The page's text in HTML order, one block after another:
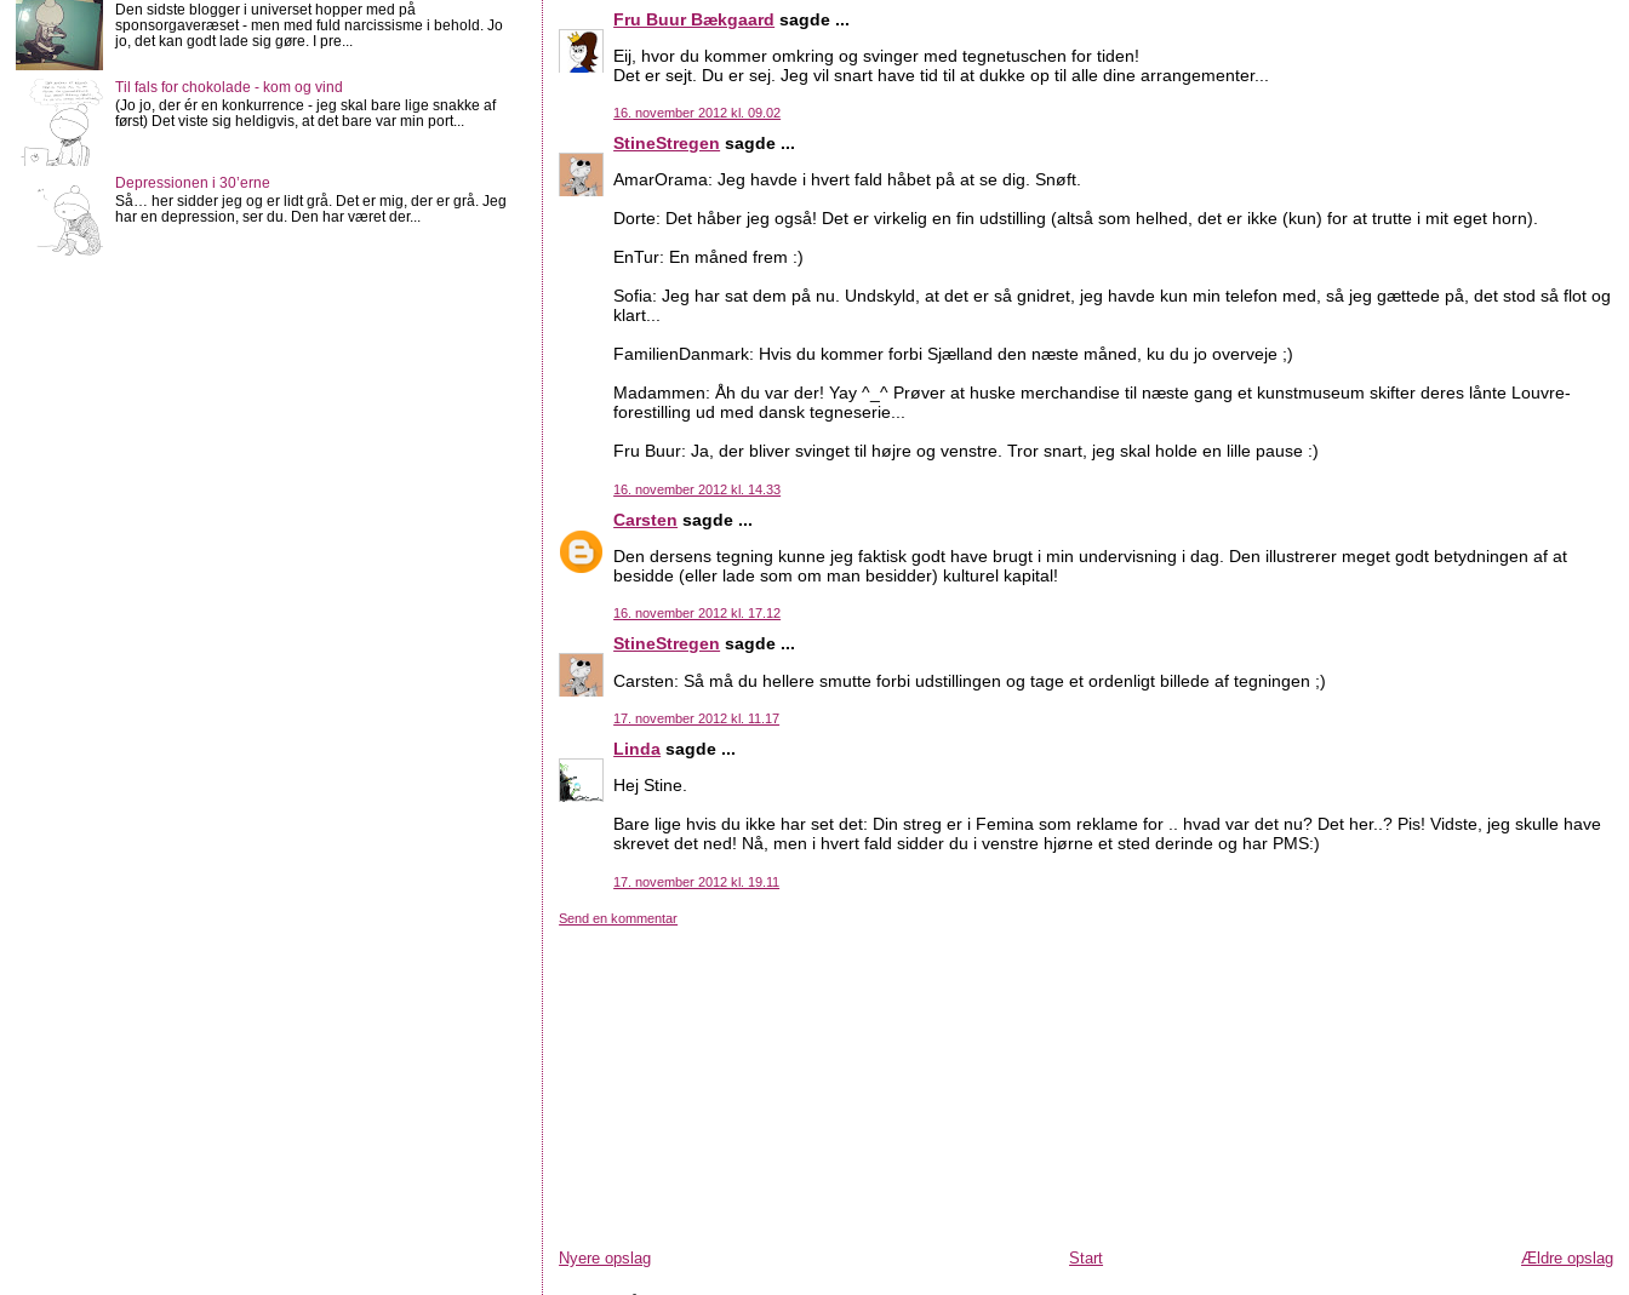
Fru Buur Bækgaard sagde ...
Eij, hvor du kommer omkring og svinger med tegnetuschen for tiden!
Det er sejt. Du er sej. Jeg vil snart have tid til at dukke op til alle dine arrangementer...
16. november 2012 kl. 09.02
StineStregen sagde ...
AmarOrama: Jeg havde i hvert fald håbet på at se dig. Snøft.
Dorte: Det håber jeg også! Det er virkelig en fin udstilling (altså som helhed, det er ikke (kun) for at trutte i mit eget horn).
EnTur: En måned frem :)
Sofia: Jeg har sat dem på nu. Undskyld, at det er så gnidret, jeg havde kun min telefon med, så jeg gættede på, det stod så flot og
klart...
FamilienDanmark: Hvis du kommer forbi Sjælland den næste måned, ku du jo overveje ;)
Madammen: Åh du var der! Yay ^_^ Prøver at huske merchandise til næste gang et kunstmuseum skifter deres lånte Louvre-
forestilling ud med dansk tegneserie...
Fru Buur: Ja, der bliver svinget til højre og venstre. Tror snart, jeg skal holde en lille pause :)
16. november 2012 kl. 14.33
Carsten sagde ...
Den dersens tegning kunne jeg faktisk godt have brugt i min undervisning i dag. Den illustrerer meget godt betydningen af at
besidde (eller lade som om man besidder) kulturel kapital!
16. november 2012 kl. 17.12
StineStregen sagde ...
Carsten: Så må du hellere smutte forbi udstillingen og tage et ordenligt billede af tegningen ;)
17. november 2012 kl. 11.17
Linda sagde ...
Hej Stine.
Bare lige hvis du ikke har set det: Din streg er i Femina som reklame for .. hvad var det nu? Det her..? Pis! Vidste, jeg skulle have
skrevet det ned! Nå, men i hvert fald sidder du i venstre hjørne et sted derinde og har PMS:)
17. november 2012 kl. 19.11
Send en kommentar
Nyere opslag Ældre opslag
Start
Den sidste blogger i universet hopper med på
sponsorgaveræset - men med fuld narcissisme i behold. Jo
jo, det kan godt lade sig gøre. I pre...
Til fals for chokolade - kom og vind
(Jo jo, der ér en konkurrence - jeg skal bare lige snakke af
først) Det viste sig heldigvis, at det bare var min port...
Depressionen i 30’erne
Så… her sidder jeg og er lidt grå. Det er mig, der er grå. Jeg
har en depression, ser du. Den har været der...